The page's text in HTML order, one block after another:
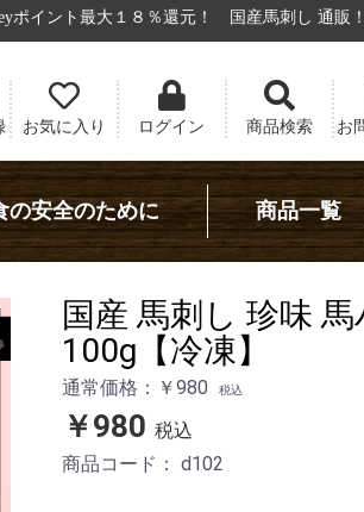
国産馬刺し 通販！九州食肉産業！ リアル店
お気に入り ログイン 商品検索 お
の安全のために 商品一覧
国産 馬刺し 珍味
100g【冷凍】
通常価格：￥980 税込
￥980 税込
商品コード：d102